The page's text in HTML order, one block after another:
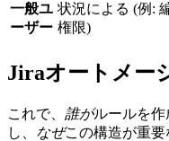
一般ユ
ーザー
状況による (例:
権限)
Jiraオートメー
これで、 誰がルールを
し、 なぜこの構造が重